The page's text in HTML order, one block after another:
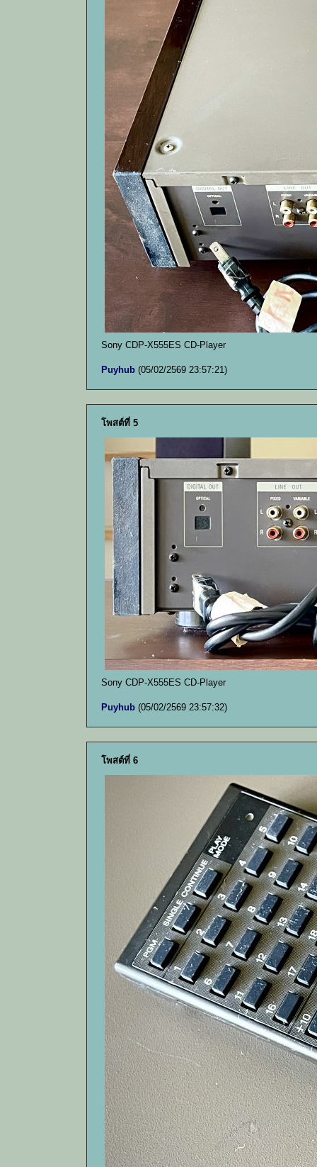
Sony CDP-X555ES CD-Player
Puyhub (05/02/2569 23:57:21)
โพสต์ที่ 5
Sony CDP-X555ES CD-Player
Puyhub (05/02/2569 23:57:32)
โพสต์ที่ 6